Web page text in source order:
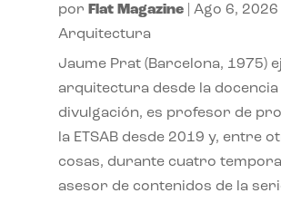
por Flat Magazine| Ago 6, 2026
Arquitectura
Jaume Prat (Barcelona, 1975)
arquitectura desde la docencia
divulgación, es profesor de
la ETSAB desde 2019 y, entre
cosas, durante cuatro
asesor de contenidos de la